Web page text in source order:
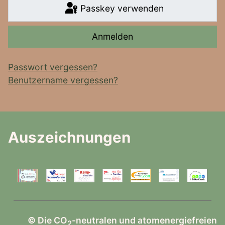
Passkey verwenden
Anmelden
Passwort vergessen?
Benutzername vergessen?
Auszeichnungen
© Die CO -neutralen und atomenergiefreien